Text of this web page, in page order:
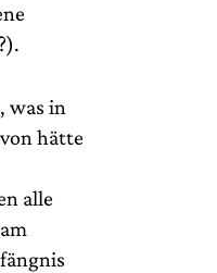
was in
hätte
alle